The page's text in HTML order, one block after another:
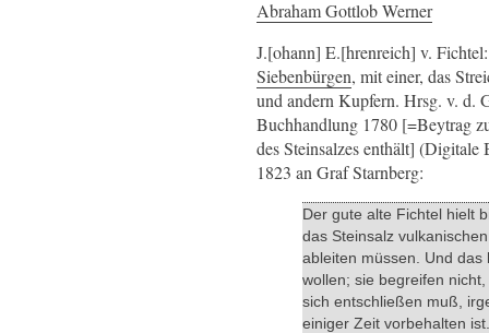
Abraham Gottlob Werner
J.[ohann] E.[hrenreich] v.
Siebenbürgen, mit einer, das
und andern Kupfern. Hrsg. v. d.
Buchhandlung 1780 [=Beytrag
des Steinsalzes enthält]
1823 an Graf Starnberg:
Der gute alte Fichtel hielt
das Steinsalz
ableiten müssen. Und
wollen; sie begreifen
sich entschließen muß,
einiger Zeit vorbehalten